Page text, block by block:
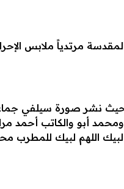
مرتدياً ملابس
نشر صورة سيلفي
أبو والكاتب أحمد
لبيك اللهم لبيك للمطرب